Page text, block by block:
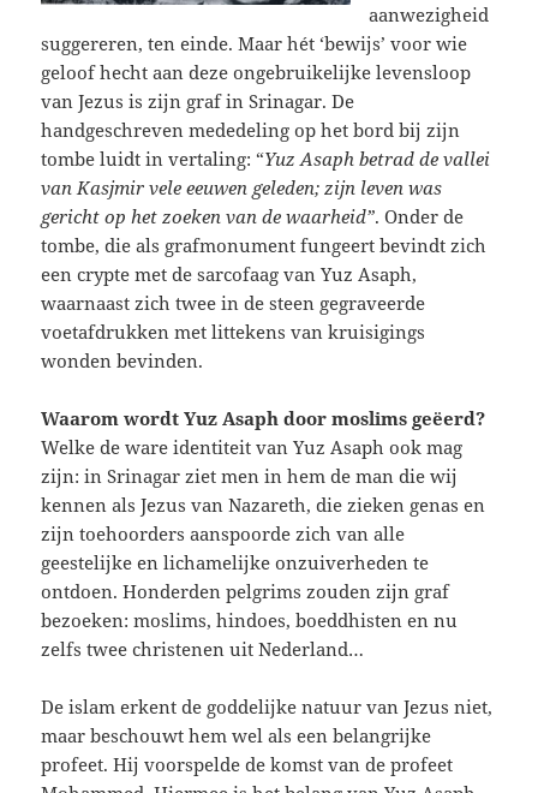
aanwezigheid
suggereren, ten einde. Maar hét ‘bewijs’ voor wie
geloof hecht aan deze ongebruikelijke levensloop
van Jezus is zijn graf in Srinagar. De
handgeschreven mededeling op het bord bij zijn
tombe luidt in vertaling: “Yuz Asaph betrad de vallei
van Kasjmir vele eeuwen geleden; zijn leven was
gericht op het zoeken van de waarheid”. Onder de
tombe, die als grafmonument fungeert bevindt zich
een crypte met de sarcofaag van Yuz Asaph,
waarnaast zich twee in de steen gegraveerde
voetafdrukken met littekens van kruisigings
wonden bevinden.
Waarom wordt Yuz Asaph door moslims geëerd?
Welke de ware identiteit van Yuz Asaph ook mag
zijn: in Srinagar ziet men in hem de man die wij
kennen als Jezus van Nazareth, die zieken genas en
zijn toehoorders aanspoorde zich van alle
geestelijke en lichamelijke onzuiverheden te
ontdoen. Honderden pelgrims zouden zijn graf
bezoeken: moslims, hindoes, boeddhisten en nu
zelfs twee christenen uit Nederland…
De islam erkent de goddelijke natuur van Jezus niet,
maar beschouwt hem wel als een belangrijke
profeet. Hij voorspelde de komst van de profeet